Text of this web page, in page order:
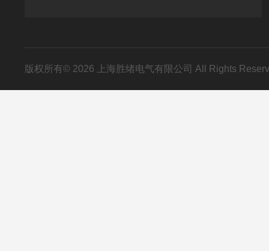
版权所有© 2026 上海胜绪电气有限公司 All Rights